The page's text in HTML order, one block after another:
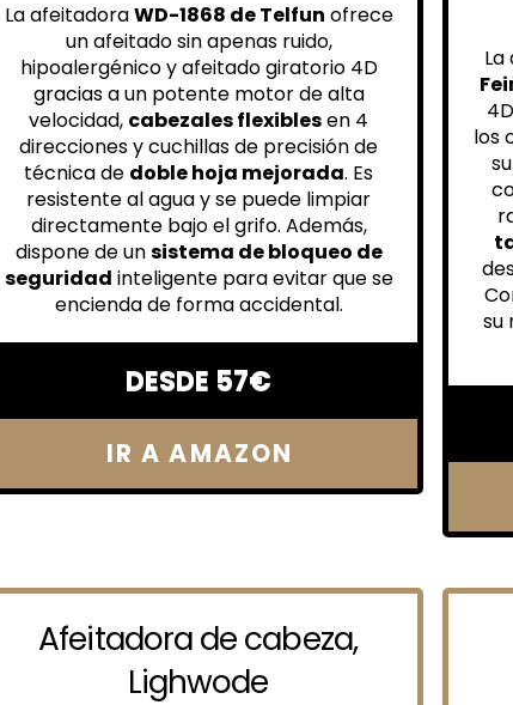
La afeitadoraWD-1868 de Telfun ofrece
un afeitado sin apenas ruido,
hipoalergénico y afeitado giratorio 4D
gracias a un potente motor de alta
velocidad, cabezales flexiblesen 4
direcciones y cuchillas de precisión de
técnica de doble hoja mejorada. Es
resistente al agua y se puede limpiar
directamente bajo el grifo. Además,
dispone de unsistema de bloqueo de
seguridad inteligente para evitar que se
encienda de forma accidental.
DESDE 57€
IR A AMAZON
los
su
Afeitadora de cabeza,
Lighwode